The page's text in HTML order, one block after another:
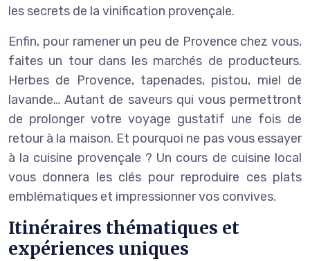
les secrets de la vinification provençale.
Enfin, pour ramener un peu de Provence chez vous,
faites un tour dans les marchés de producteurs.
Herbes de Provence, tapenades, pistou, miel de
lavande… Autant de saveurs qui vous permettront
de prolonger votre voyage gustatif une fois de
retour à la maison. Et pourquoi ne pas vous essayer
à la cuisine provençale ? Un cours de cuisine local
vous donnera les clés pour reproduire ces plats
emblématiques et impressionner vos convives.
Itinéraires thématiques et
expériences uniques